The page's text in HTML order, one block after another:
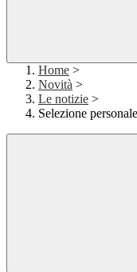
Home >
Novità >
Le notizie >
Selezione